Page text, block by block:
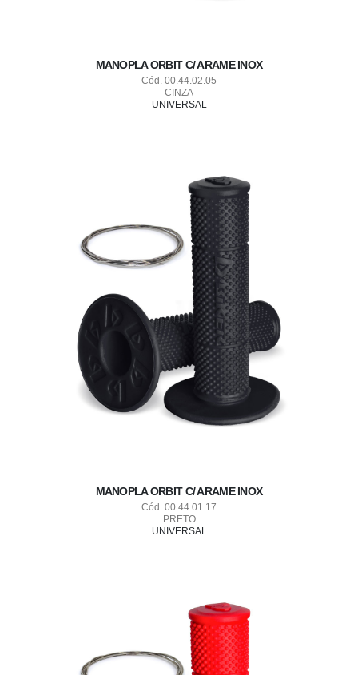
MANOPLA ORBIT C/ ARAME INOX
Cód. 00.44.02.05
CINZA
UNIVERSAL
MANOPLA ORBIT C/ ARAME INOX
Cód. 00.44.01.17
PRETO
UNIVERSAL